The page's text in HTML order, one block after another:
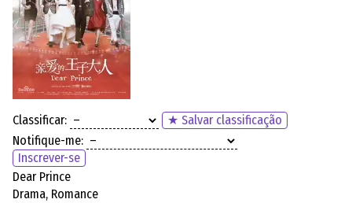
Classificar:
★ Salvar classificação
Notifique-me:
Inscrever-se
Dear Prince
Drama, Romance